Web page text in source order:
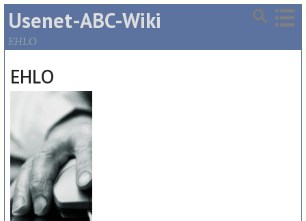
Usenet-ABC-Wiki
EHLO
EHLO